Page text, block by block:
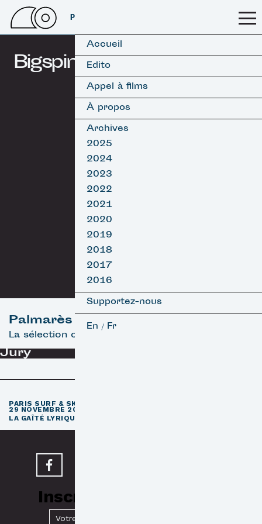
PSSFF 2026
Accueil
Edito
Appel à films
À propos
Archives
2025
2024
2023
2022
2021
2020
2019
2018
2017
2016
Supportez-nous
En / Fr
Bigspin
Palmarès
La sélection officielle
Jury
PARIS SURF & SKATEBOARD FILM FESTIVAL
29 NOVEMBRE 2026
LA GAÎTÉ LYRIQUE · PARIS 3
Inscrivez-vous à notre